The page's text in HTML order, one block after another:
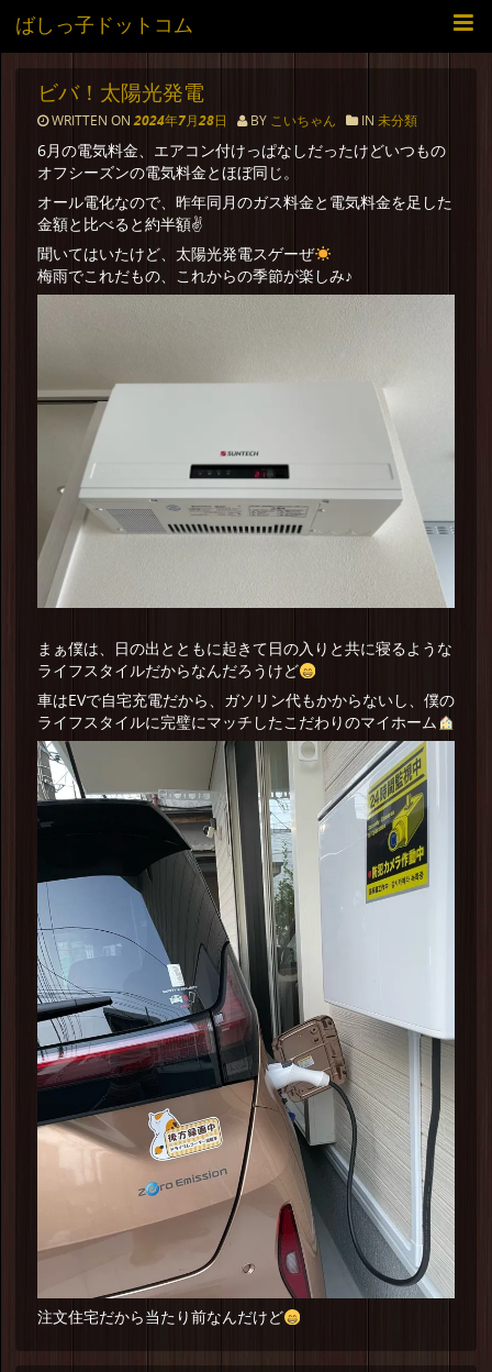
ばしっ子ドットコム
ビバ！太陽光発電
WRITTEN ON 2024年7月28日 BY こいちゃん IN 未分類
6月の電気料金、エアコン付けっぱなしだったけどいつもの
オフシーズンの電気料金とほぼ同じ。
オール電化なので、昨年同月のガス料金と電気料金を足した
金額と比べると約半額✌️
聞いてはいたけど、太陽光発電スゲーぜ
梅雨でこれだもの、これからの季節が楽しみ♪
まぁ僕は、日の出とともに起きて日の入りと共に寝るような
ライフスタイルだからなんだろうけど
車はEVで自宅充電だから、ガソリン代もかからないし、僕の
ライフスタイルに完璧にマッチしたこだわりのマイホーム
注文住宅だから当たり前なんだけど